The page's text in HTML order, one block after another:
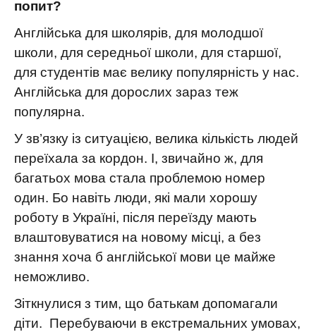
попит?
Англійська для школярів, для молодшої
школи, для середньої школи, для старшої,
для студентів має велику популярність у нас.
Англійська для дорослих зараз теж
популярна.
У зв’язку із ситуацією, велика кількість людей
переїхала за кордон. І, звичайно ж, для
багатьох мова стала проблемою номер
один. Бо навіть люди, які мали хорошу
роботу в Україні, після переїзду мають
влаштовуватися на новому місці, а без
знання хоча б англійської мови це майже
неможливо.
Зіткнулися з тим, що батькам допомагали
діти. Перебуваючи в екстремальних умовах,